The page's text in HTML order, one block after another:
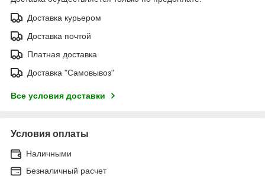
Доставка курьером
Доставка почтой
Платная доставка
Доставка "Самовывоз"
Все условия доставки
Условия оплаты
Наличными
Безналичный расчет